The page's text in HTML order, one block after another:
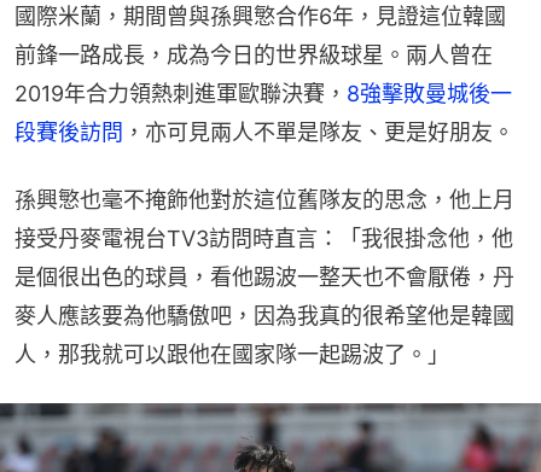
國際米蘭，期間曾與孫興慜合作6年，見證這位韓國
前鋒一路成長，成為今日的世界級球星。兩人曾在
2019年合力領熱刺進軍歐聯決賽， 8強擊敗曼城後一
段賽後訪問 ，亦可見兩人不單是隊友、更是好朋友。
孫興慜也毫不掩飾他對於這位舊隊友的思念，他上月
接受丹麥電視台TV3訪問時直言：「我很掛念他，他
是個很出色的球員，看他踢波一整天也不會厭倦，丹
麥人應該要為他驕傲吧，因為我真的很希望他是韓國
人，那我就可以跟他在國家隊一起踢波了。」